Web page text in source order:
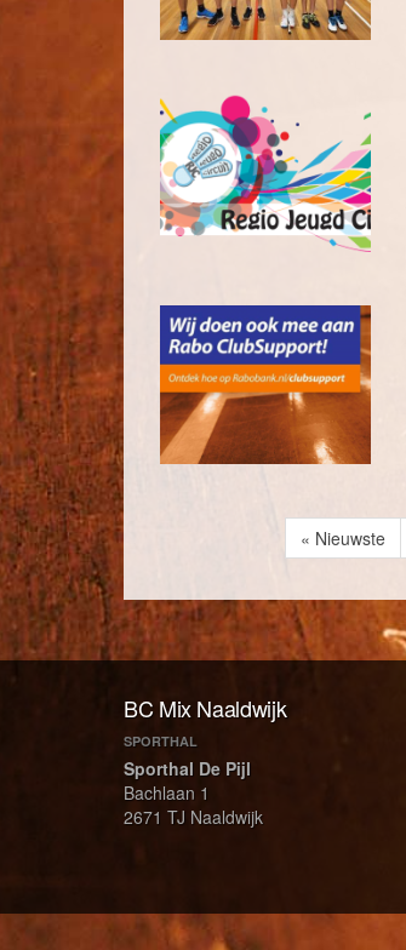
Eerste
pagina
« Nieuwste
BC Mix Naaldwijk
SPORTHAL
Sporthal De Pijl
Bachlaan 1
2671 TJ Naaldwijk